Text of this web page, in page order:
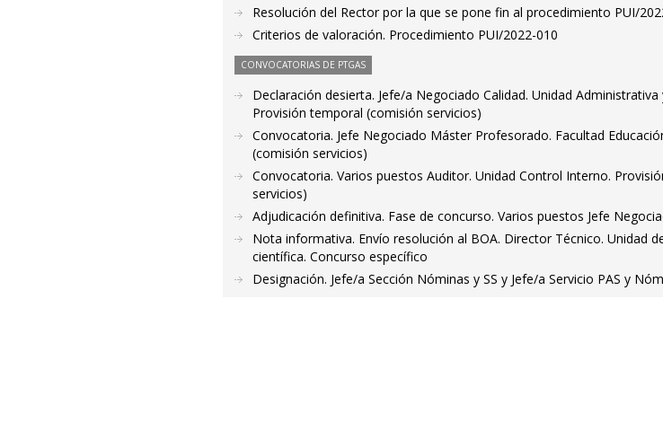
Resolución del Rector por la que se pone fin al procedimiento PUI/
Criterios de valoración. Procedimiento PUI/2022-010
CONVOCATORIAS DE PTGAS
Declaración desierta. Jefe/a Negociado Calidad. Unidad Administrativa
Provisión temporal (comisión servicios)
Convocatoria. Jefe Negociado Máster Profesorado. Facultad
(comisión servicios)
Convocatoria. Varios puestos Auditor. Unidad Control Interno.
servicios)
Adjudicación definitiva. Fase de concurso. Varios puestos Jefe
Nota informativa. Envío resolución al BOA. Director Técnico. Unidad
científica. Concurso específico
Designación. Jefe/a Sección Nóminas y SS y Jefe/a Servicio PAS y